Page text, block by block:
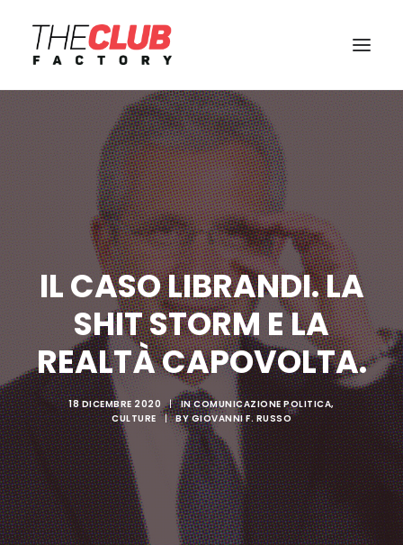
IL CASO LIBRANDI. LA
SHIT STORM E LA
REALTÀ CAPOVOLTA.
18 DICEMBRE 2020 | INCOMUNICAZIONE POLITICA,
CULTURE
| BYGIOVANNI F. RUSSO